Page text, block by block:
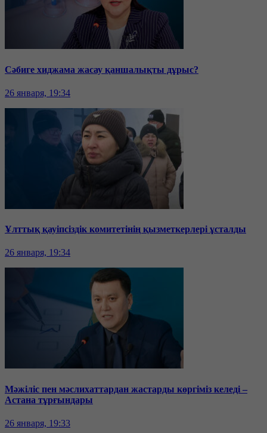
Сәбиге хиджама жасау қаншалықты дұрыс?
26 января, 19:34
Ұлттық қауіпсіздік комитетінің қызметкерлері ұсталды
26 января, 19:34
Мәжіліс пен мәслихаттардан жастарды көргіміз келеді –
Астана тұрғындары
26 января, 19:33